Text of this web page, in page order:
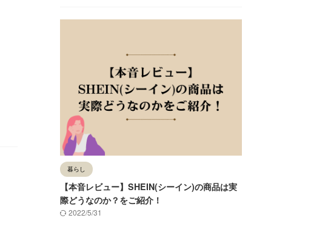
暮らし
【本音レビュー】SHEIN(シーイン)の商品は実
際どうなのか？をご紹介！
2022/5/31